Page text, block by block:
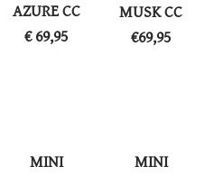
AZURE CC
€ ​69,95
MUSK CC
€69,95
MINI
MINI